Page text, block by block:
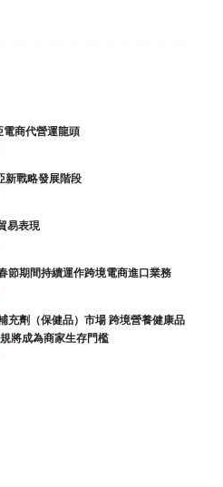
商代營運龍頭
戰略發展階段
易表現
節期間持續運作跨境電商進口業務
充劑（保健品）市場 跨境營養健康品
將成為商家生存門檻